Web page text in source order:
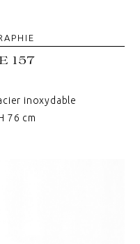
157
inoxydable
76 cm